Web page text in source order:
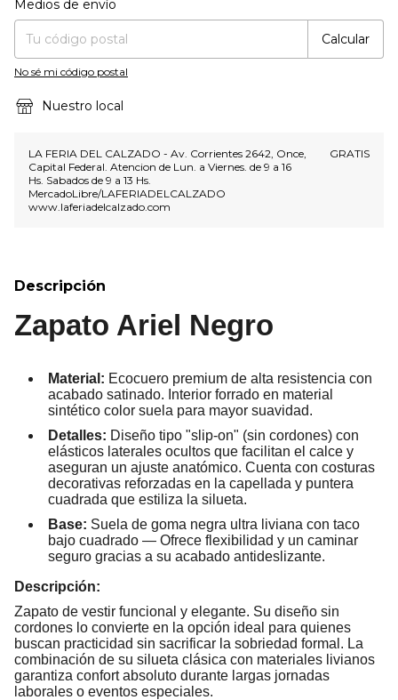
Medios de envío
Calcular
No sé mi código postal
Nuestro local
LA FERIA DEL CALZADO - Av. Corrientes 2642, Once,
Capital Federal. Atencion de Lun. a Viernes. de 9 a 16
Hs. Sabados de 9 a 13 Hs.
MercadoLibre/LAFERIADELCALZADO
www.laferiadelcalzado.com
GRATIS
Descripción
Zapato Ariel Negro
Material: Ecocuero premium de alta resistencia con
acabado satinado. Interior forrado en material
sintético color suela para mayor suavidad.
Detalles: Diseño tipo "slip-on" (sin cordones) con
elásticos laterales ocultos que facilitan el calce y
aseguran un ajuste anatómico. Cuenta con costuras
decorativas reforzadas en la capellada y puntera
cuadrada que estiliza la silueta.
Base: Suela de goma negra ultra liviana con taco
bajo cuadrado — Ofrece flexibilidad y un caminar
seguro gracias a su acabado antideslizante.
Descripción:
Zapato de vestir funcional y elegante. Su diseño sin
cordones lo convierte en la opción ideal para quienes
buscan practicidad sin sacrificar la sobriedad formal. La
combinación de su silueta clásica con materiales livianos
garantiza confort absoluto durante largas jornadas
laborales o eventos especiales.